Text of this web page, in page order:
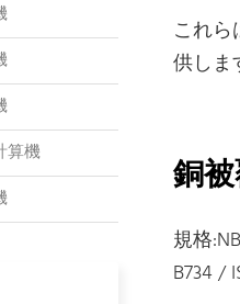
算機
これ
供しま
銅
規格
B734 /